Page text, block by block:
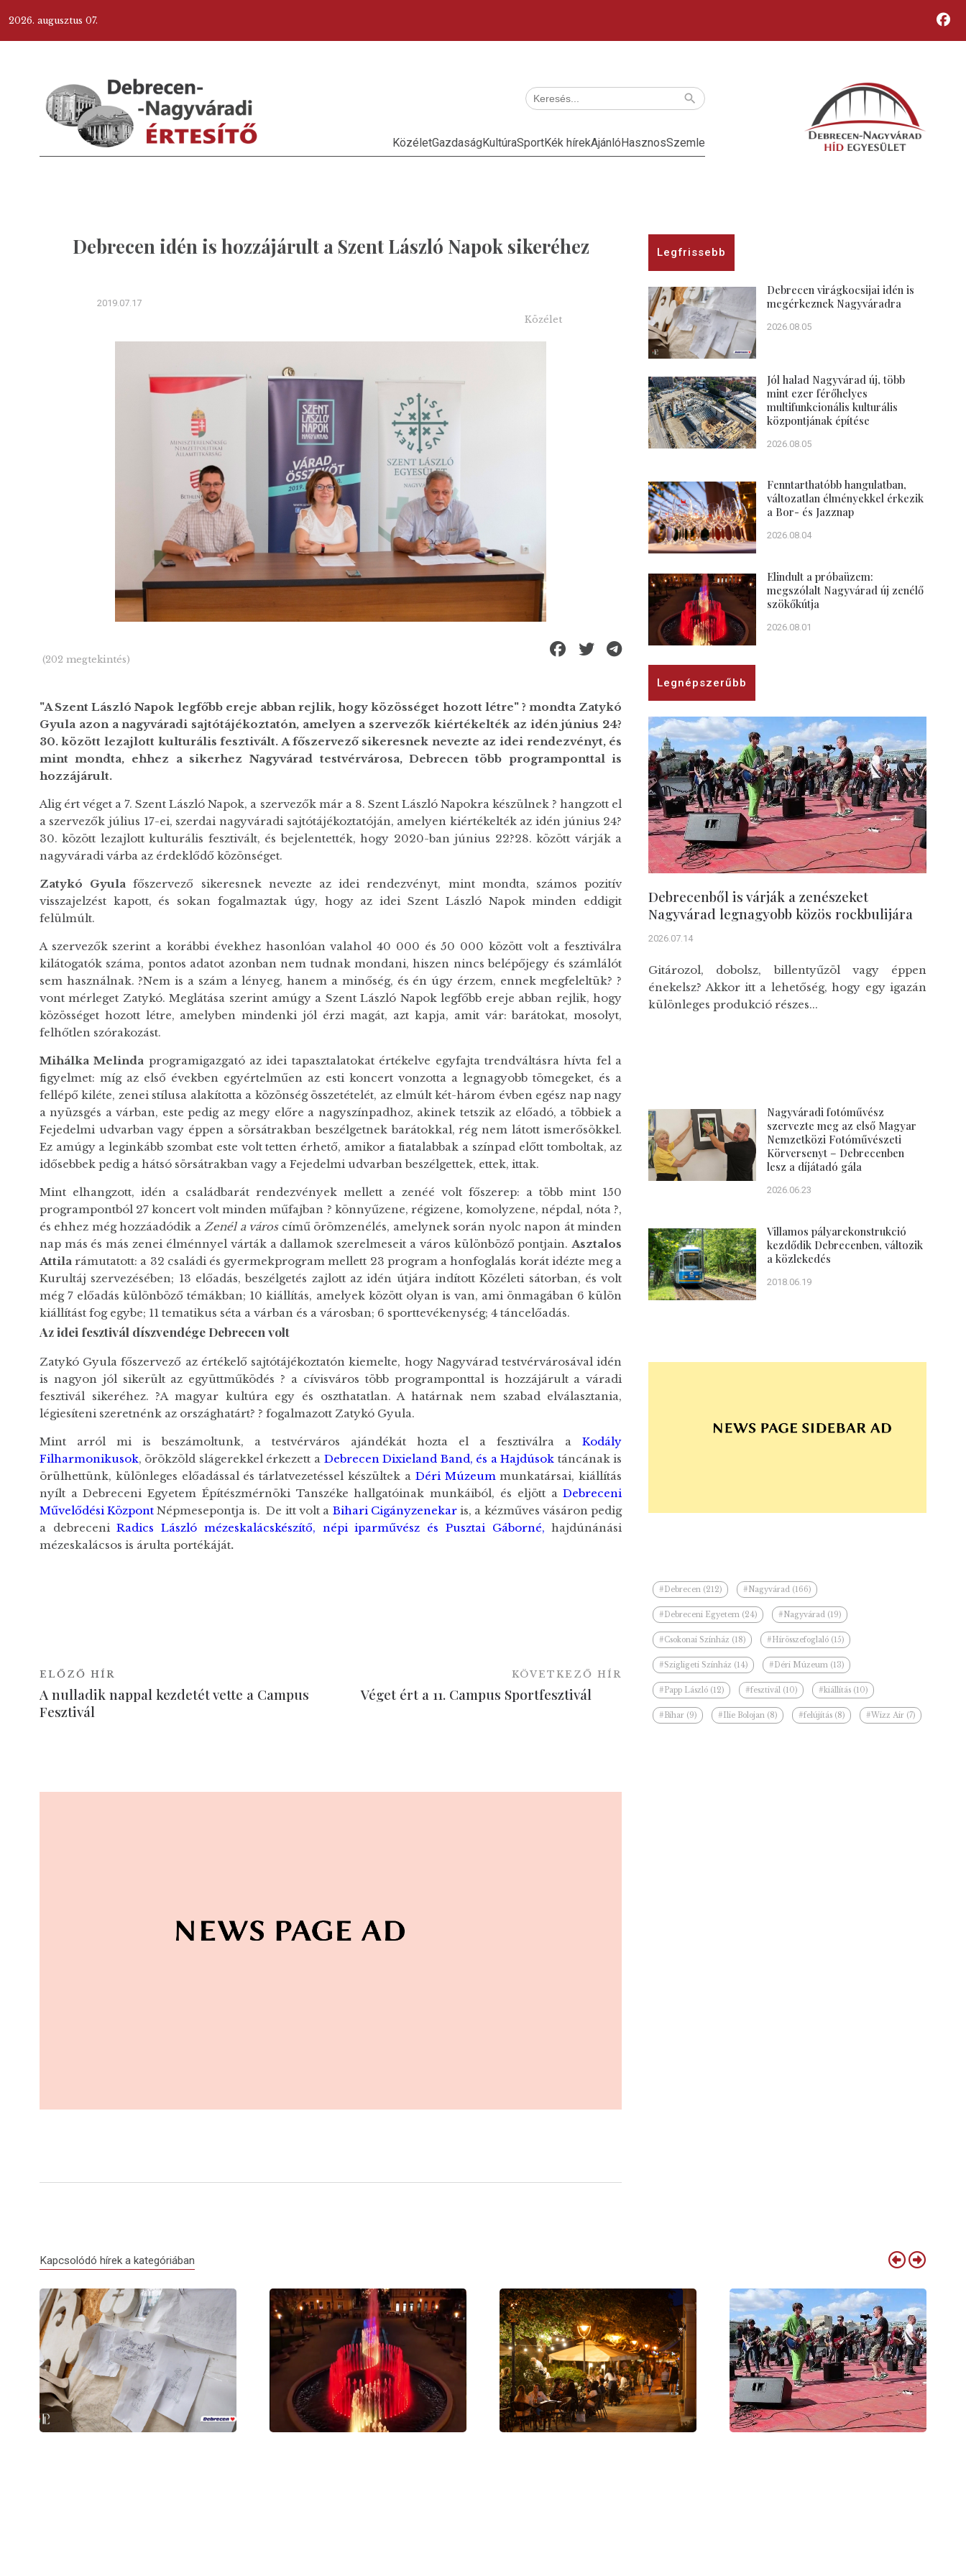
2026. augusztus 07.
KözéletGazdaságKultúraSportKék hírekAjánlóHasznosSzemle
Debrecen idén is hozzájárult a Szent László Napok sikeréhez
2019.07.17
Közélet
(202 megtekintés)
"A Szent László Napok legfőbb ereje abban rejlik, hogy közösséget hozott létre" ? mondta Zatykó
Gyula azon a nagyváradi sajtótájékoztatón, amelyen a szervezők kiértékelték az idén június 24?
30. között lezajlott kulturális fesztivált. A főszervező sikeresnek nevezte az idei rendezvényt, és
mint mondta, ehhez a sikerhez Nagyvárad testvérvárosa, Debrecen több programponttal is
hozzájárult.
Alig ért véget a 7. Szent László Napok, a szervezők már a 8. Szent László Napokra készülnek ? hangzott el
a szervezők július 17-ei, szerdai nagyváradi sajtótájékoztatóján, amelyen kiértékelték az idén június 24?
30. között lezajlott kulturális fesztivált, és bejelentették, hogy 2020-ban június 22?28. között várják a
nagyváradi várba az érdeklődő közönséget.
Zatykó Gyulafőszervező sikeresnek nevezte az idei rendezvényt, mint mondta, számos pozitív
visszajelzést kapott, és sokan fogalmaztak úgy, hogy az idei Szent László Napok minden eddigit
felülmúlt.
A szervezők szerint a korábbi évekhez hasonlóan valahol 40 000 és 50 000 között volt a fesztiválra
kilátogatók száma, pontos adatot azonban nem tudnak mondani, hiszen nincs belépőjegy és számlálót
sem használnak. ?Nem is a szám a lényeg, hanem a minőség, és én úgy érzem, ennek megfeleltük? ?
vont mérleget Zatykó. Meglátása szerint amúgy a Szent László Napok legfőbb ereje abban rejlik, hogy
közösséget hozott létre, amelyben mindenki jól érzi magát, azt kapja, amit vár: barátokat, mosolyt,
felhőtlen szórakozást.
Mihálka Melinda programigazgató az idei tapasztalatokat értékelve egyfajta trendváltásra hívta fel a
figyelmet: míg az első években egyértelműen az esti koncert vonzotta a legnagyobb tömegeket, és a
fellépő kiléte, zenei stílusa alakította a közönség összetételét, az elmúlt két-három évben egész nap nagy
a nyüzsgés a várban, este pedig az megy előre a nagyszínpadhoz, akinek tetszik az előadó, a többiek a
Fejedelmi udvarban vagy éppen a sörsátrakban beszélgetnek barátokkal, rég nem látott ismerősökkel.
Ez amúgy a leginkább szombat este volt tetten érhető, amikor a fiatalabbak a színpad előtt tomboltak, az
idősebbek pedig a hátsó sörsátrakban vagy a Fejedelmi udvarban beszélgettek, ettek, ittak.
Mint elhangzott, idén a családbarát rendezvények mellett a zenéé volt főszerep: a több mint 150
programpontból 27 koncert volt minden műfajban ? könnyűzene, régizene, komolyzene, népdal, nóta ?,
és ehhez még hozzáadódik aZenél a városcímű örömzenélés, amelynek során nyolc napon át minden
nap más és más zenei élménnyel várták a dallamok szerelmeseit a város különböző pontjain.Asztalos
Attilarámutatott: a 32 családi és gyermekprogram mellett 23 program a honfoglalás korát idézte meg a
Kurultáj szervezésében; 13 előadás, beszélgetés zajlott az idén útjára indított Közéleti sátorban, és volt
még 7 előadás különböző témákban; 10 kiállítás, amelyek között olyan is van, ami önmagában 6 külön
kiállítást fog egybe; 11 tematikus séta a várban és a városban; 6 sporttevékenység; 4 táncelőadás.
Az idei fesztivál díszvendége Debrecen volt
Zatykó Gyula főszervező az értékelő sajtótájékoztatón kiemelte, hogy Nagyvárad testvérvárosával idén
is nagyon jól sikerült az együttműködés ? a cívisváros több programponttal is hozzájárult a váradi
fesztivál sikeréhez. ?A magyar kultúra egy és oszthatatlan. A határnak nem szabad elválasztania,
légiesíteni szeretnénk az országhatárt? ? fogalmazott Zatykó Gyula.
Mint arról mi is beszámoltunk, a testvérváros ajándékát hozta el a fesztiválra aKodály
Filharmonikusok, örökzöld slágerekkel érkezett a Debrecen Dixieland Band, és a Hajdúsok táncának is
örülhettünk, különleges előadással és tárlatvezetéssel készültek a Déri Múzeum munkatársai, kiállítás
nyílt a Debreceni Egyetem Építészmérnöki Tanszéke hallgatóinak munkáiból, és eljött a Debreceni
Művelődési Központ Népmesepontja is. De itt volt a Bihari Cigányzenekaris, a kézműves vásáron pedig
a debreceniRadics László mézeskalácskészítő, népi iparművész és Pusztai Gáborné, hajdúnánási
mézeskalácsos is árulta portékáját.
ELŐZŐ HÍR
A nulladik nappal kezdetét vette a Campus
Fesztivál
KÖVETKEZŐ HÍR
Véget ért a 11. Campus Sportfesztivál
Legfrissebb
Debrecen virágkocsijai idén is
megérkeznek Nagyváradra
2026.08.05
Jól halad Nagyvárad új, több
mint ezer férőhelyes
multifunkcionális kulturális
központjának építése
2026.08.05
Fenntarthatóbb hangulatban,
változatlan élményekkel érkezik
a Bor- és Jazznap
2026.08.04
Elindult a próbaüzem:
megszólalt Nagyvárad új zenélő
szökőkútja
2026.08.01
Legnépszerűbb
Debrecenből is várják a zenészeket
Nagyvárad legnagyobb közös rockbulijára
2026.07.14
Gitározol, dobolsz, billentyűzöl vagy éppen
énekelsz? Akkor itt a lehetőség, hogy egy igazán
különleges produkció részes...
Nagyváradi fotóművész
szervezte meg az első Magyar
Nemzetközi Fotóművészeti
Körversenyt – Debrecenben
lesz a díjátadó gála
2026.06.23
Villamos pályarekonstrukció
kezdődik Debrecenben, változik
a közlekedés
2018.06.19
#Debrecen (212) #Nagyvárad (166)
#Debreceni Egyetem (24) #Nagyvárad (19)
#Csokonai Színház (18) #Hírösszefoglaló (15)
#Szigligeti Színház (14) #Déri Múzeum (13)
#Papp László (12) #fesztivál (10) #kiállítás (10)
#Bihar (9) #Ilie Bolojan (8) #felújítás (8) #Wizz Air (7)
Kapcsolódó hírek a kategóriában